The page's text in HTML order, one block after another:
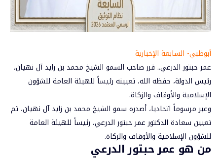
أبوظبي- السابعة الإخبارية
عمر حبتور الدرعي.. قرر صاحب السمو الشيخ محمد بن زايد آل نهيان،
رئيس الدولة، حفظه الله، تعيينه رئيساً للهيئة العامة للشؤون
الإسلامية والأوقاف والزكاة.
وعبر مرسوماً اتحاديا، أصدره سمو الشيخ محمد بن زايد آل نهيان، تم
تعيين سعادة الدكتورعمر حبتور الدرعي، رئيساً للهيئة العامة
للشؤون الإسلامية والأوقاف والزكاة.
من هو عمر حبتور الدرعي